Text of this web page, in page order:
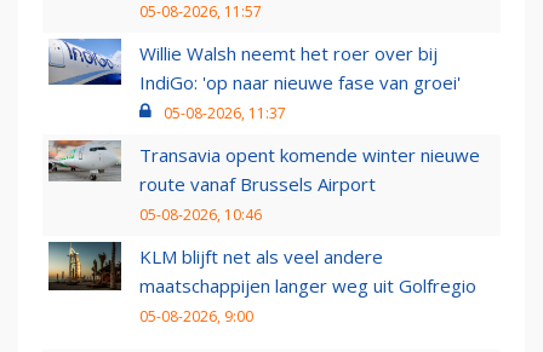
05-08-2026, 11:57
Willie Walsh neemt het roer over bij
IndiGo: 'op naar nieuwe fase van groei'
05-08-2026, 11:37
Transavia opent komende winter nieuwe
route vanaf Brussels Airport
05-08-2026, 10:46
KLM blijft net als veel andere
maatschappijen langer weg uit Golfregio
05-08-2026, 9:00